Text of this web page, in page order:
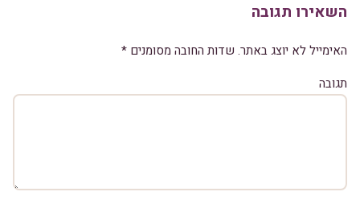
השאירו תגובה
האימייל לא יוצג באתר. שדות החובה מסומנים *
תגובה